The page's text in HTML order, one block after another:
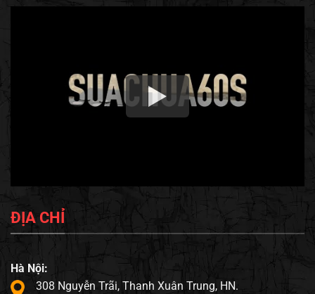
ĐỊA CHỈ
Hà Nội:
308 Nguyễn Trãi, Thanh Xuân Trung, HN.